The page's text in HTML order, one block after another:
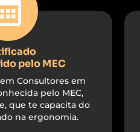
pelo MEC
Consultores em
pelo MEC,
que te capacita do
na ergonomia.